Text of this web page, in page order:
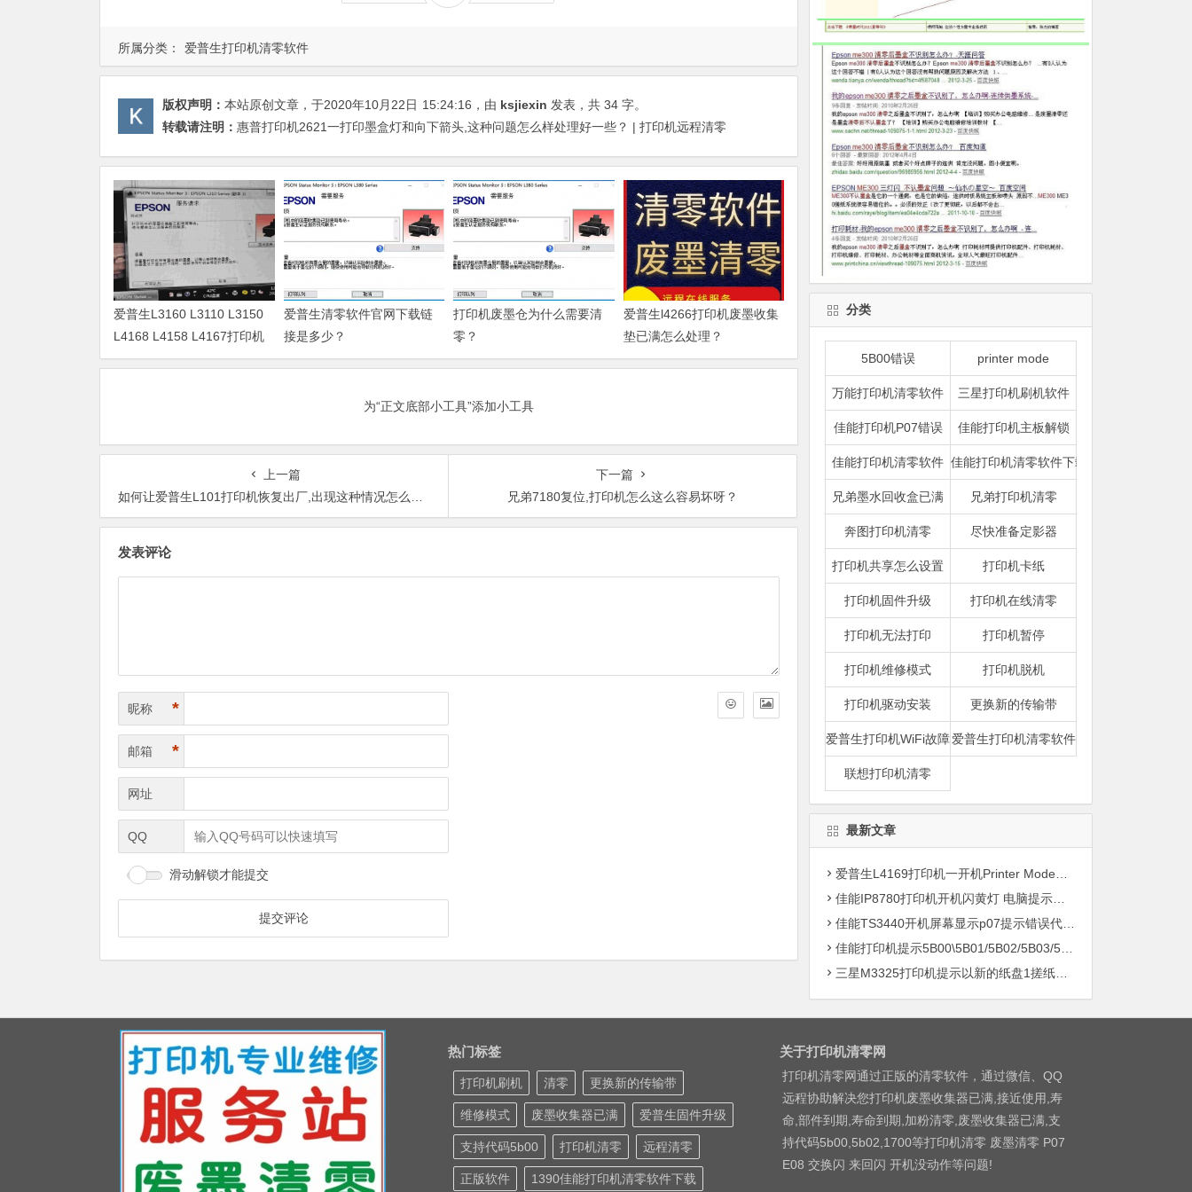
所属分类： 爱普生打印机清零软件
版权声明： 本站原创文章，于2020年10月22日 15:24:16 ，由 ksjiexin 发表，共 34 字。
转载请注明： 惠普打印机2621一打印墨盒灯和向下箭头,这种问题怎么样处理好一些？ | 打印机远程清零
爱普生L3160 L3110 L3150
L4168 L4158 L4167打印机
废墨清零软件
爱普生清零软件官网下载链
接是多少？
打印机废墨仓为什么需要清
零？
爱普生l4266打印机废墨收集
垫已满怎么处理？
为“正文底部小工具”添加小工具
上一篇
如何让爱普生L101打印机恢复出厂,出现这种情况怎么办？
下一篇
兄弟7180复位,打印机怎么这么容易坏呀？
发表评论
昵称 *
邮箱 *
网址
QQ
滑动解锁才能提交
分类
5B00错误 printer mode
万能打印机清零软件 三星打印机刷机软件
佳能打印机P07错误 佳能打印机主板解锁
佳能打印机清零软件 佳能打印机清零软件下载
兄弟墨水回收盒已满 兄弟打印机清零
奔图打印机清零 尽快准备定影器
打印机共享怎么设置 打印机卡纸
打印机固件升级 打印机在线清零
打印机无法打印 打印机暂停
打印机维修模式 打印机脱机
打印机驱动安装 更换新的传输带
爱普生打印机WiFi故障爱普生打印机清零软件
联想打印机清零
最新文章
爱普生L4169打印机一开机Printer Mode故障主板维修
佳能IP8780打印机开机闪黄灯 电脑提示错误5B00快速解决方案清零
佳能TS3440开机屏幕显示p07提示错误代码5B00快速解决方案 清零
佳能打印机提示5B00\5B01/5B02/5B03/5B04/5B11/5B12/5B13/5B14/1700/1702/1703/1704
三星M3325打印机提示以新的纸盘1搓纸轮进行更换
热门标签
打印机刷机 清零 更换新的传输带
维修模式 废墨收集器已满 爱普生固件升级
支持代码5b00 打印机清零 远程清零
正版软件 1390佳能打印机清零软件下载
关于打印机清零网
打印机清零网通过正版的清零软件，通过微信、QQ
远程协助解决您打印机废墨收集器已满,接近使用,寿
命,部件到期,寿命到期,加粉清零,废墨收集器已满,支
持代码5b00,5b02,1700等打印机清零 废墨清零 P07
E08 交换闪 来回闪 开机没动作等问题!